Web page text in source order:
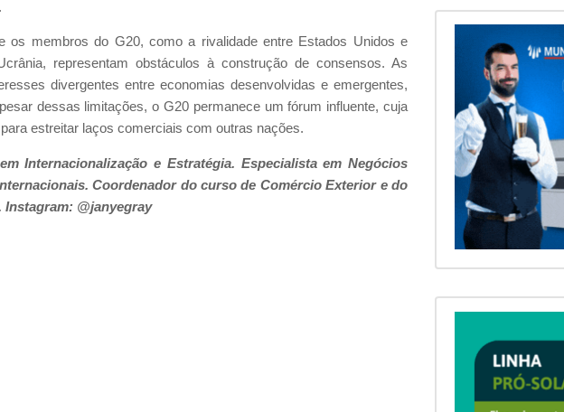
os membros do G20, como a rivalidade entre Estados Unidos e
representam obstáculos à construção de consensos. As
divergentes entre economias desenvolvidas e emergentes,
dessas limitações, o G20 permanece um fórum influente, cuja
estreitar laços comerciais com outras nações.
Internacionalização e Estratégia. Especialista em Negócios
Coordenador do curso de Comércio Exterior e do
@janyegray